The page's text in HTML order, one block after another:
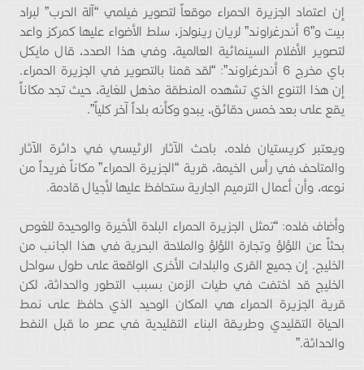
إن اعتماد الجزيرة الحمراء موقعاً لتصوير فيلمي “آلة الحرب” لبراد
بيت و”6 أندرغراوند” لريان رينولدز، سلط الأضواء عليها كمركز واعد
لتصوير الأفلام السينمائية العالمية، وفي هذا الصدد، قال مايكل
باي مخرج 6 أندرغراوند”: “لقد قمنا بالتصوير في الجزيرة الحمراء.
إن هذا التنوع الذي تشهده المنطقة مذهل للغاية، حيث تجد مكاناً
يقع على بعد خمس دقائق، يبدو وكأنه بلداً آخر كلياً”.
ويعتبر كريستيان فلده، باحث الآثار الرئيسي في دائرة الآثار
والمتاحف في رأس الخيمة، قرية “الجزيرة الحمراء” مكاناً فريداً من
نوعه، وأن أعمال الترميم الجارية ستحافظ عليها لأجيال قادمة.
وأضاف فلده: “تمثل الجزيرة الحمراء البلدة الأخيرة والوحيدة للغوص
بحثاً عن اللؤلؤ وتجارة اللؤلؤ والملاحة البحرية في هذا الجانب من
الخليج. إن جميع القرى والبلدات الأخرى الواقعة على طول سواحل
الخليج قد اختفت في طيات الزمن بسبب التطور والحداثة، لكن
قرية الجزيرة الحمراء هي المكان الوحيد الذي حافظ على نمط
الحياة التقليدي وطريقة البناء التقليدية في عصر ما قبل النفط
والحداثة.”